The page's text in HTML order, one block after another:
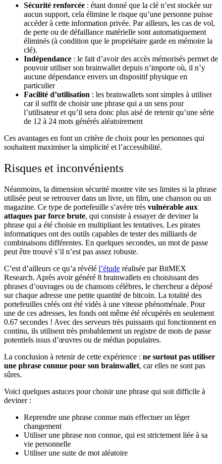
Sécurité renforcée : étant donné que la clé n’est stockée sur
aucun support, cela élimine le risque qu’une personne puisse
accéder à cette information privée. Par ailleurs, les cas de vol,
de perte ou de défaillance matérielle sont automatiquement
éliminés (à condition que le propriétaire garde en mémoire la
clé).
Indépendance : le fait d’avoir des accès mémorisés permet de
pouvoir utiliser son brainwallet depuis n’importe où, il n’y
aucune dépendance envers un dispositif physique en
particulier
Facilité d’utilisation : les brainwallets sont simples à utiliser
car il suffit de choisir une phrase qui a un sens pour
l’utilisateur et qu’il sera donc plus aisé de retenir qu’une série
de 12 à 24 mots générés aléatoirement
Ces avantages en font un critère de choix pour les personnes qui
souhaitent maximiser la simplicité et l’accessibilité.
Risques et inconvénients
Néanmoins, la dimension sécurité montre vite ses limites si la phrase
utilisée peut se retrouver dans un livre, un film, une chanson ou un
magazine. Ce type de portefeuille s’avère très vulnérable aux
attaques par force brute, qui consiste à essayer de deviner la
phrase qui a été choisie en multipliant les tentatives. Les pirates
informatiques ont des outils capables de tester des milliards de
combinaisons différentes. En quelques secondes, un mot de passe
peut être trouvé s’il n’est pas assez robuste.
C’est d’ailleurs ce qu’a révélé l’étude réalisée par BitMEX
Research. Après avoir généré 8 brainwallets en choisissant des
phrases d’ouvrages ou de chansons célèbres, le chercheur a déposé
sur chaque adresse une petite quantité de bitcoin. La totalité des
portefeuilles créés ont été vidés à une vitesse phénoménale. Pour
une de ces adresses, les fonds ont même été récupérés en seulement
0.67 secondes ! Avec des serveurs très puissants qui fonctionnent en
continu, ils utilisent très probablement un registre de mots de passe
potentiels issus d’œuvres ou de médias populaires.
La conclusion à retenir de cette expérience : ne surtout pas utiliser
une phrase connue pour son brainwallet, car elles ne sont pas
sûres.
Voici quelques astuces pour choisir une phrase qui soit difficile à
deviner :
Reprendre une phrase connue mais effectuer un léger
changement
Utiliser une phrase non connue, qui est strictement liée à sa
vie personnelle
Utiliser une suite de mot aléatoire